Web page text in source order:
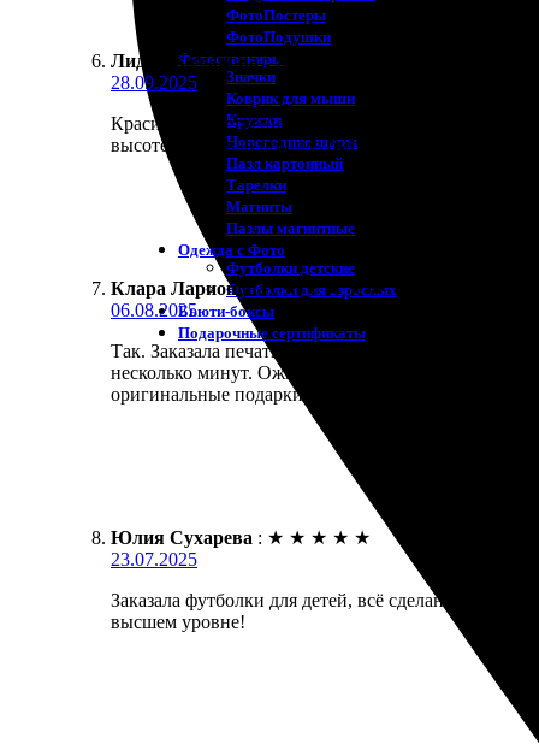
ФотоПостеры
ФотоПодушки
Фотоcувениры
Значки
Коврик для мыши
Кружки
Новогодние шары
Пазл картонный
Тарелки
Магниты
Пазлы магнитные
Одежда с Фото
Футболки детские
Футболки для взрослых
Бьюти-боксы
Подарочные сертификаты
Лидия Комарова : ★
28.09.2025
Красиво, качественно и удобно! Заказала печать
высоте. Доставка пришла быстрее, чем ожидала.
Клара Ларионова : ★ ★ ★ ★ ★
06.08.2025
Так. Заказала печать на футболках для детей.
несколько минут. Ожидала не долго, доставка
оригинальные подарки. Буду заказывать еще!
Юлия Сухарева : ★ ★ ★ ★ ★
23.07.2025
Заказала футболки для детей, всё сделано быстро
высшем уровне!